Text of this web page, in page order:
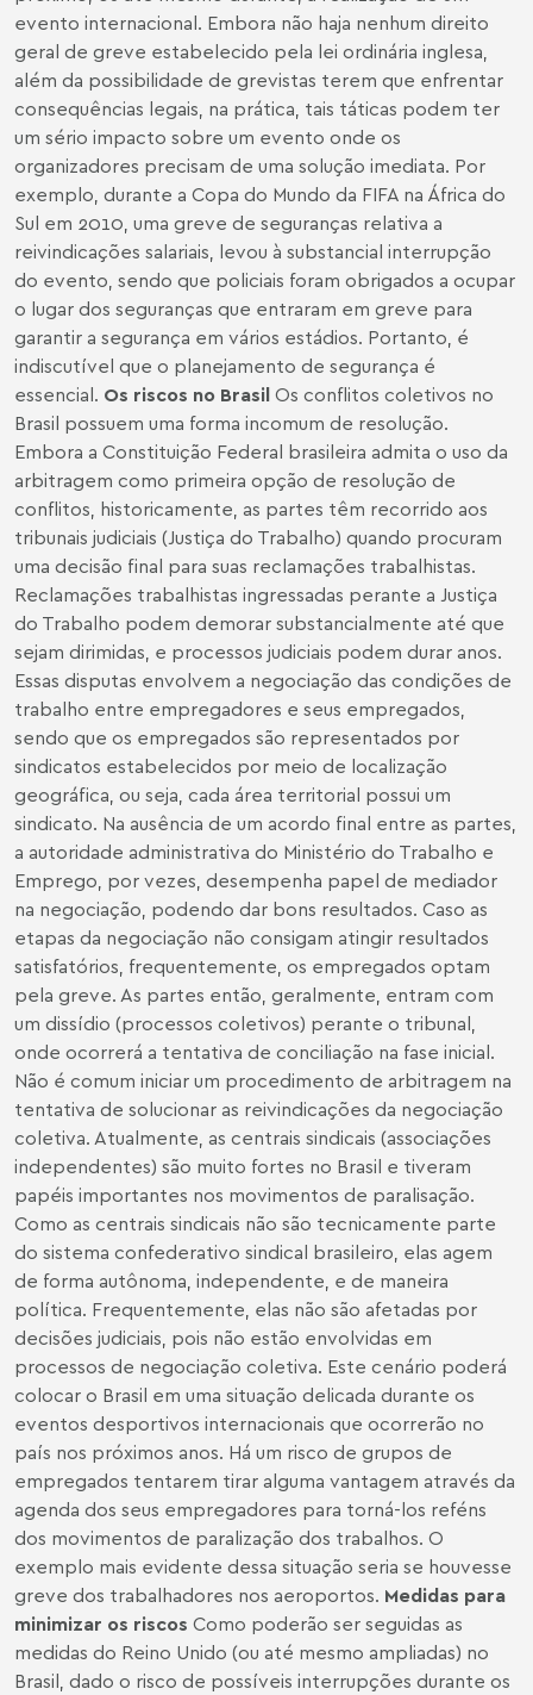
evento internacional. Embora não haja nenhum direito
geral de greve estabelecido pela lei ordinária inglesa,
além da possibilidade de grevistas terem que enfrentar
consequências legais, na prática, tais táticas podem ter
um sério impacto sobre um evento onde os
organizadores precisam de uma solução imediata. Por
exemplo, durante a Copa do Mundo da FIFA na África do
Sul em 2010, uma greve de seguranças relativa a
reivindicações salariais, levou à substancial interrupção
do evento, sendo que policiais foram obrigados a ocupar
o lugar dos seguranças que entraram em greve para
garantir a segurança em vários estádios. Portanto, é
indiscutível que o planejamento de segurança é
essencial. Os riscos no Brasil Os conflitos coletivos no
Brasil possuem uma forma incomum de resolução.
Embora a Constituição Federal brasileira admita o uso da
arbitragem como primeira opção de resolução de
conflitos, historicamente, as partes têm recorrido aos
tribunais judiciais (Justiça do Trabalho) quando procuram
uma decisão final para suas reclamações trabalhistas.
Reclamações trabalhistas ingressadas perante a Justiça
do Trabalho podem demorar substancialmente até que
sejam dirimidas, e processos judiciais podem durar anos.
Essas disputas envolvem a negociação das condições de
trabalho entre empregadores e seus empregados,
sendo que os empregados são representados por
sindicatos estabelecidos por meio de localização
geográfica, ou seja, cada área territorial possui um
sindicato. Na ausência de um acordo final entre as partes,
a autoridade administrativa do Ministério do Trabalho e
Emprego, por vezes, desempenha papel de mediador
na negociação, podendo dar bons resultados. Caso as
etapas da negociação não consigam atingir resultados
satisfatórios, frequentemente, os empregados optam
pela greve. As partes então, geralmente, entram com
um dissídio (processos coletivos) perante o tribunal,
onde ocorrerá a tentativa de conciliação na fase inicial.
Não é comum iniciar um procedimento de arbitragem na
tentativa de solucionar as reivindicações da negociação
coletiva. Atualmente, as centrais sindicais (associações
independentes) são muito fortes no Brasil e tiveram
papéis importantes nos movimentos de paralisação.
Como as centrais sindicais não são tecnicamente parte
do sistema confederativo sindical brasileiro, elas agem
de forma autônoma, independente, e de maneira
política. Frequentemente, elas não são afetadas por
decisões judiciais, pois não estão envolvidas em
processos de negociação coletiva. Este cenário poderá
colocar o Brasil em uma situação delicada durante os
eventos desportivos internacionais que ocorrerão no
país nos próximos anos. Há um risco de grupos de
empregados tentarem tirar alguma vantagem através da
agenda dos seus empregadores para torná-los reféns
dos movimentos de paralização dos trabalhos. O
exemplo mais evidente dessa situação seria se houvesse
greve dos trabalhadores nos aeroportos. Medidas para
minimizar os riscos Como poderão ser seguidas as
medidas do Reino Unido (ou até mesmo ampliadas) no
Brasil, dado o risco de possíveis interrupções durante os